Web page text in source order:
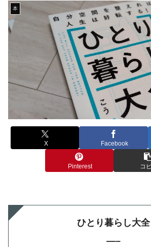
本
X Facebook
Pinterest コ
ひとり暮らし大全
—–